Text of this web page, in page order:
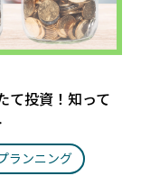
て投資！知って
ランニング